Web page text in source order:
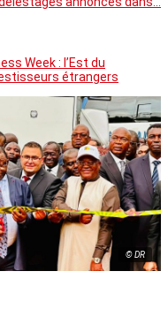
Week : l’Est du
étrangers
© DR